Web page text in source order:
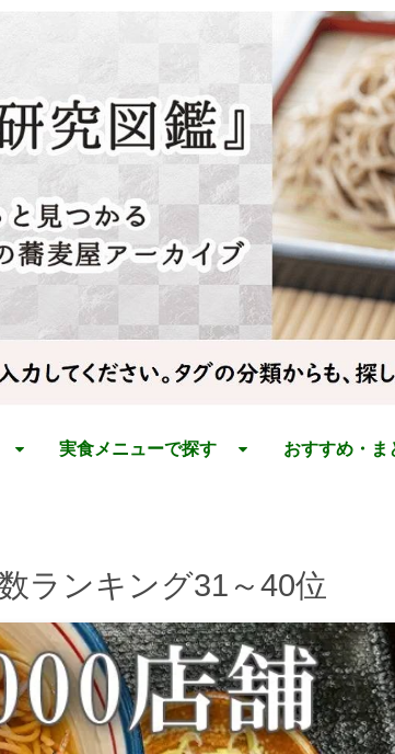
実食メニューで探す おすすめ・ま
ランキング31～40位